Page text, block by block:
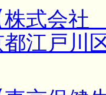
株式会
江戸川